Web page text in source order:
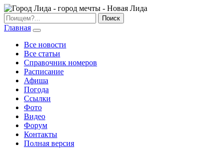
Главная
Все новости
Все статьи
Справочник номеров
Расписание
Афиша
Погода
Ссылки
Фото
Видео
Форум
Контакты
Полная версия